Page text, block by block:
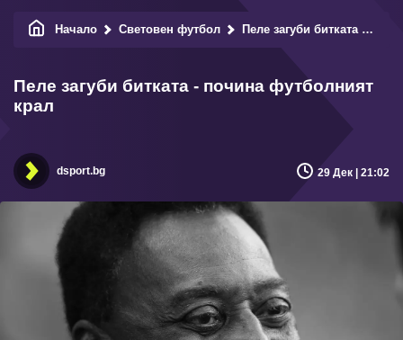
Начало Световен футбол Пеле загуби битката - почина футболният крал
Пеле загуби битката - почина футболният
крал
dsport.bg 29 Дек | 21:02